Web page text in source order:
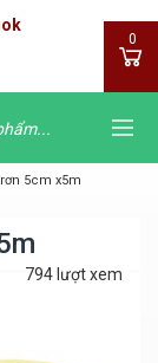
0
5cm x5m
794 lượt xem